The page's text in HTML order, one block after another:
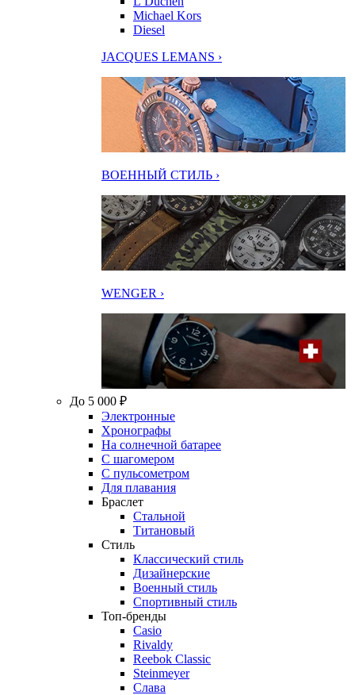
Michael Kors
Diesel
JACQUES LEMANS ›
ВОЕННЫЙ СТИЛЬ ›
WENGER ›
До 5 000 ₽
Электронные
Хронографы
На солнечной батарее
С шагомером
С пульсометром
Для плавания
Браслет
Стальной
Титановый
Стиль
Классический стиль
Дизайнерские
Военный стиль
Спортивный стиль
Топ-бренды
Casio
Rivaldy
Reebok Classic
Steinmeyer
Слава